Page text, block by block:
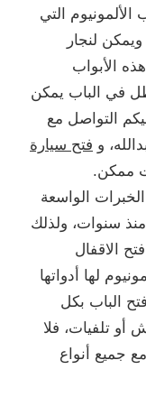
الألمونيوم التي
لنجار
الأبواب
في الباب يمكن
التواصل مع
و فتح سيارة
ممكن.
الواسعة
سنوات، ولذلك
الاقفال
لها أدواتها
الباب بكل
تلفيات، فلا
جميع أنواع